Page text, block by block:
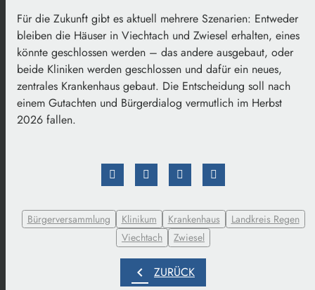
Für die Zukunft gibt es aktuell mehrere Szenarien: Entweder
bleiben die Häuser in Viechtach und Zwiesel erhalten, eines
könnte geschlossen werden – das andere ausgebaut, oder
beide Kliniken werden geschlossen und dafür ein neues,
zentrales Krankenhaus gebaut. Die Entscheidung soll nach
einem Gutachten und Bürgerdialog vermutlich im Herbst
2026 fallen.
Bürgerversammlung Klinikum Krankenhaus
Landkreis Regen
Viechtach
Zwiesel
chevron_left ZURÜCK